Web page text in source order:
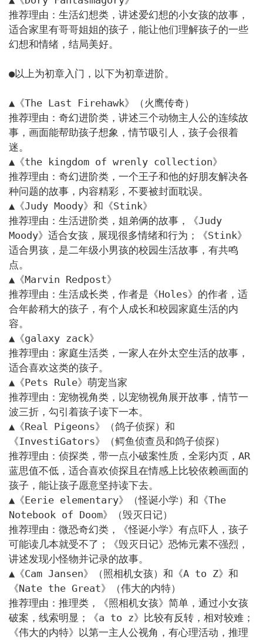
推荐理由：生活幻想类，讲述爱幻想的小女孩的故事，
适合家里有哥哥姐姐的孩子，能让他们理解孩子的一些
幻想和情绪，结局美好。
●以上为初章入门，以下为初章进阶。
▲《The Last Firehawk》（火鹰传奇）
推荐理由：奇幻进阶类，讲述三个动物主人公的连续故
事，画面能帮助孩子想象，情节吸引人，孩子会很着
迷。
▲《the kingdom of wrenly collection》
推荐理由：奇幻进阶类，一个王子和他的好朋友解决各
种问题的故事，内容精彩，不要被封面耽误。
▲《Judy Moody》和《Stink》
推荐理由：生活进阶类，姐弟俩的故事，《Judy
Moody》适合女孩，展现很多情绪和行为；《Stink》
适合男孩，是二年级小男孩的校园生活故事，有共鸣
点。
▲《Marvin Redpost》
推荐理由：生活成长类，作者是《Holes》的作者，适
合年龄稍大的孩子，有个人成长和校园家庭生活的内
容。
▲《galaxy zack》
推荐理由：家庭生活类，一家人在外太空生活的故事，
适合喜欢这类的孩子。
▲《Pets Rule》萌宠当家
推荐理由：宠物视角类，以宠物视角展开故事，情节一
波三折，勾引着孩子读下一本。
▲《Real Pigeons》（鸽子侦探）和
《InvestiGators》（鳄鱼侦查员和鸽子侦探）
推荐理由：侦探类，带一点小破案性质，全彩内页，AR
蓝思值不低，适合喜欢侦探且在情感上比较依赖画面的
孩子，能让孩子愿意坚持读下去。
▲《Eerie elementary》（怪诞小学）和《The
Notebook of Doom》（毁灭日记）
推荐理由：微恐奇幻类，《怪诞小学》有点吓人，孩子
可能读几本就受不了；《毁灭日记》恐怖元素不强烈，
讲述发现小怪物并记录的故事。
▲《Cam Jansen》（照相机女孩）和《A to Z》和
《Nate the Great》（伟大的内特）
推荐理由：推理类，《照相机女孩》简单，通过小女孩
破案，线索明显；《a to z》比较有反转，相对较难；
《伟大的内特》以第一主人公视角，有心理活动，推理